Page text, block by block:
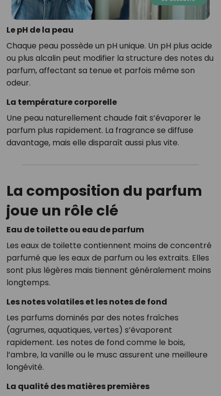
Le pH de la peau
Chaque peau possède un pH unique. Un pH plus acide
ou plus alcalin peut modifier la structure des notes du
parfum, affectant sa tenue et parfois même son
odeur.
La température corporelle
Une peau naturellement chaude fait s’évaporer le
parfum plus rapidement. La fragrance se diffuse
davantage, mais elle disparaît aussi plus vite.
La composition du parfum
joue un rôle clé
Eau de toilette ou eau de parfum
Les eaux de toilette contiennent moins de concentré
parfumé que les eaux de parfum ou les extraits. Elles
sont plus légères mais tiennent généralement moins
longtemps.
Les notes volatiles et les notes de fond
Les parfums dominés par des notes fraîches
(agrumes, aquatiques, vertes) s’évaporent
rapidement. Les notes de fond comme le bois,
l’ambre, la vanille ou le musc assurent une meilleure
longévité.
La qualité des matières premières